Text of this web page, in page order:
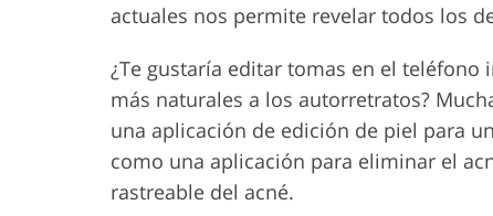
actuales nos permite revelar todos los
¿Te gustaría editar tomas en el
más naturales a los autorretratos?
una aplicación de edición de piel para
como una aplicación para eliminar el
rastreable del acné.